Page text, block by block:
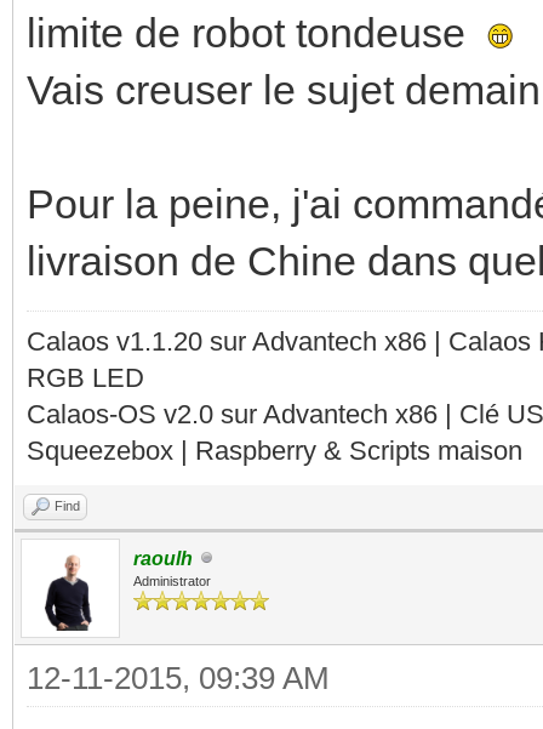
limite de robot tondeuse
Vais creuser le sujet
Pour la peine, j'ai
livraison de Chine dans
Calaos v1.1.20 sur Advantech x86 |
RGB LED
Calaos-OS v2.0 sur Advantech x86 | Clé
Squeezebox | Raspberry & Scripts maison
Find
raoulh
Administrator
12-11-2015, 09:39 AM